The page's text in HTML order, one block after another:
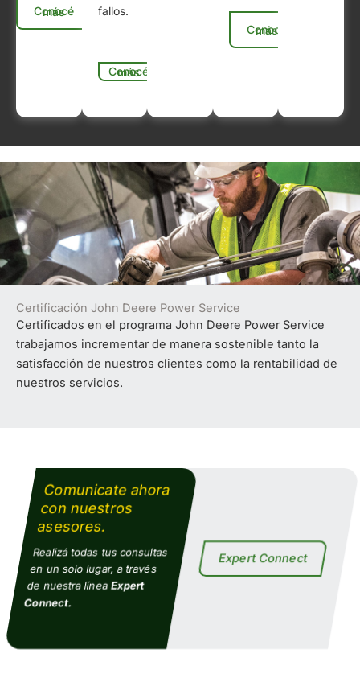
Conocé más
fallos.
Conocé más
Conocé más
Certificación John Deere Power Service
Certificados en el programa John Deere Power Service
trabajamos incrementar de manera sostenible tanto la
satisfacción de nuestros clientes como la rentabilidad de
nuestros servicios.
Comunicate ahora
con nuestros
asesores.​
Realizá todas tus consultas
en un solo lugar, a través
de nuestra líneaExpert
Connect.
Expert Connect